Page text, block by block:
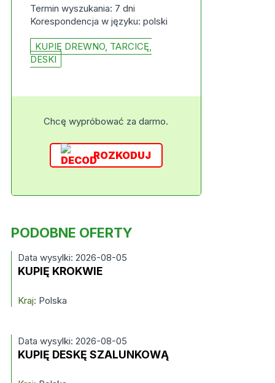
Termin wyszukania: 7 dni
Korespondencja w języku: polski
KUPIĘ DREWNO, TARCICĘ,
DESKI
Chcę wypróbować za darmo.
ROZKODUJ
PODOBNE OFERTY
Data wysylki: 2026-08-05
KUPIĘ KROKWIE
Kraj: Polska
Data wysylki: 2026-08-05
KUPIĘ DESKĘ SZALUNKOWĄ